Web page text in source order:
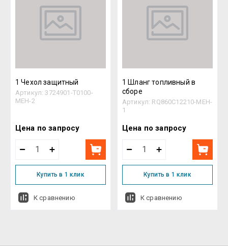
Название - Я-А
Название - А-Я
1 Чехол защитный
Артикул: 3724901-T0100-
MEH-2
Цена по запросу
Купить в 1 клик
К сравнению
1 Шланг топливный в
сборе
Артикул: RQ860C12210-MEH-
1
Цена по запросу
Купить в 1 клик
К сравнению